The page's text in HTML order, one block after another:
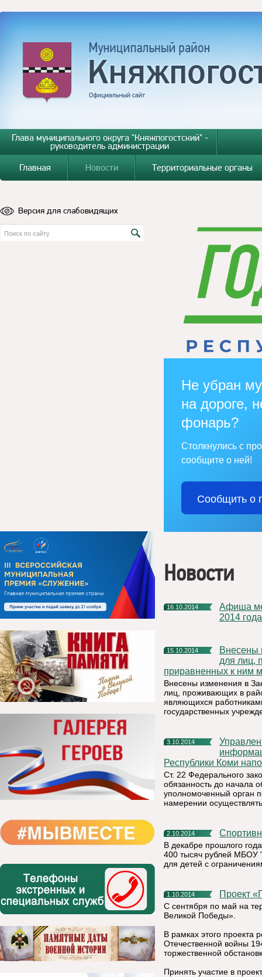
Глава муниципального округа "Княжпогостский" -
руководитель администрации
Главная
Новости Территориальные органы
Версия для слабовидящих
Не убран
на дороге,
фонарь?
Столкнулись с
сообщите о ней!
Сообщить о
Новости
16.10.2014
Афиша мероприятий, которые будут проведены в ноябре
2014
15.10.2014
Внесены изменения в Закон РК «О гарантиях и компенсациях
для лиц,
приравненных к ним
Внесены изменения в
лиц, проживающих в
являющихся
государственных
3.10.2014
Управление Федеральной службы по надзору в сфере связи,
Республики Коми
Ст. 22 Федерального
обязанность до начала
уполномоченный орган
намерении
2.10.2014
В декабре прошлого
400 тысяч рублей МБОУ
для детей с
1.10.2014 Проект
С сентября по май на
Великой Победы».
В рамках этого проекта
Отечественной войны
торжественной
Принять участие в